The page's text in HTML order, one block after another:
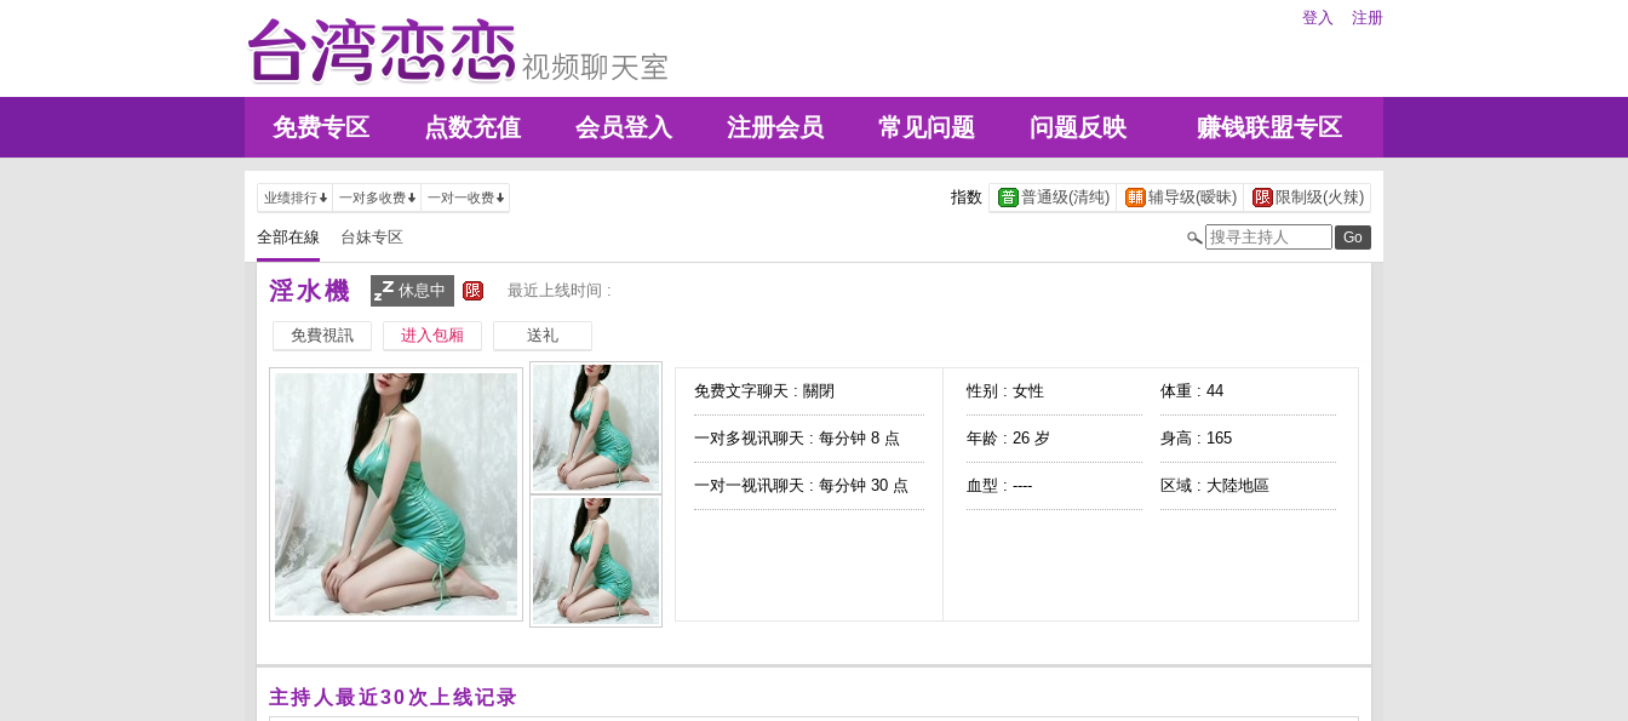
登入 注册
免费专区 点数充值 会员登入 注册会员 常见问题 问题反映 赚钱联盟专区
业绩排行 一对多收费 一对一收费 指数 普通级(清纯) 辅导级(暧昧) 限制级(火辣)
全部在線 台妹专区
淫水機 休息中 最近上线时间 :
免費視訊 进入包厢 送礼
免费文字聊天 : 關閉
一对多视讯聊天 : 每分钟 8 点
一对一视讯聊天 : 每分钟 30 点
性别 : 女性 体重 : 44
年龄 : 26 岁 身高 : 165
血型 : ---- 区域 : 大陸地區
主持人最近30次上线记录